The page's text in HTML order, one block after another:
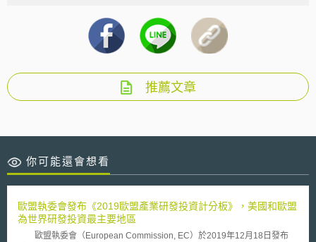
推薦文章
你可能還會想看
歐盟執委會發布《2019歐盟產業研發投資計分板》，美國和歐盟
為世界研發投資最主要地區
歐盟執委會（European Commission, EC）於2019年12月18日發布